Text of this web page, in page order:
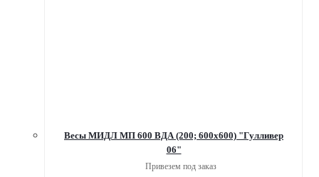
Весы МИДЛ МП 600 ВДА (200; 600х600) "Гулливер
06"
Привезем под заказ